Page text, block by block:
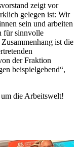
zeigt vor
gelegen ist: Wir
sein und arbeiten
für sinnvolle
ist die
der Fraktion
beispielgebend“,
die Arbeitswelt!